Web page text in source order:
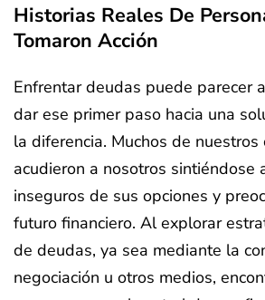
Historias Reales De
Tomaron Acción
Enfrentar deudas puede parecer
dar ese primer paso hacia una
la diferencia. Muchos de nuestros
acudieron a nosotros sintiéndose
inseguros de sus opciones y
futuro financiero. Al explorar
de deudas, ya sea mediante la
negociación u otros medios,